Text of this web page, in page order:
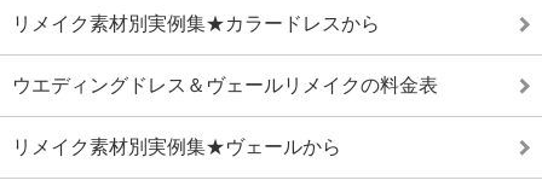
リメイク素材別実例集★カラードレスから
ウエディングドレス＆ヴェールリメイクの料金表
リメイク素材別実例集★ヴェールから